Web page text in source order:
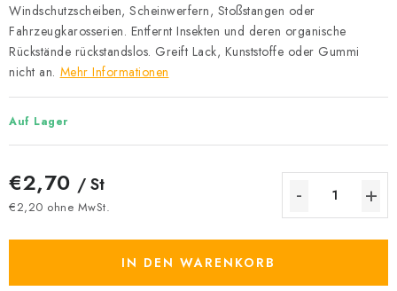
Windschutzscheiben, Scheinwerfern, Stoßstangen oder
Fahrzeugkarosserien. Entfernt Insekten und deren organische
Rückstände rückstandslos. Greift Lack, Kunststoffe oder Gummi
nicht an. Mehr Informationen
Auf Lager
€2,70 / St
€2,20 ohne MwSt.
IN DEN WARENKORB